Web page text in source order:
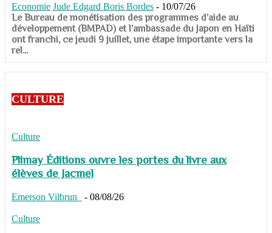
Economie Jude Edgard Boris Bordes - 10/07/26
​​​​​​​Le Bureau de monétisation des programmes d’aide au
développement (BMPAD) et l’ambassade du Japon en Haïti
ont franchi, ce jeudi 9 juillet, une étape importante vers la
rel...
CULTURE
Culture
Plimay Éditions ouvre les portes du livre aux
élèves de Jacmel
Emerson Vilbrun - 08/08/26
Culture